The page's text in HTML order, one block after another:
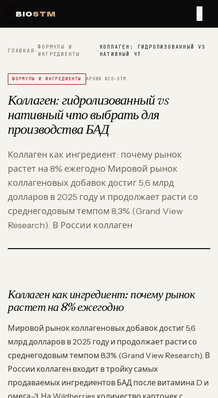
BIOSTM
ГЛАВНАЯ—
ФОРМУЛЫ И
ИНГРЕДИЕНТЫ
—
КОЛЛАГЕН: ГИДРОЛИЗОВАННЫЙ VS
НАТИВНЫЙ ЧТ
ФОРМУЛЫ И ИНГРЕДИЕНТЫ АРХИВ BIO-STM
Коллаген: гидролизованный vs
нативный что выбрать для
производства БАД
Коллаген как ингредиент: почему рынок
растет на 8% ежегодно Мировой рынок
коллагеновых добавок достиг 5,6 млрд
долларов в 2025 году и продолжает расти со
среднегодовым темпом 8,3% (Grand View
Research). В России коллаген
Коллаген как ингредиент: почему рынок
растет на 8% ежегодно
Мировой рынок коллагеновых добавок достиг 5,6
млрд долларов в 2025 году и продолжает расти со
среднегодовым темпом 8,3% (Grand View Research). В
России коллаген входит в тройку самых
продаваемых ингредиентов БАД после витамина D и
омега-3. На Wildberries количество карточек с